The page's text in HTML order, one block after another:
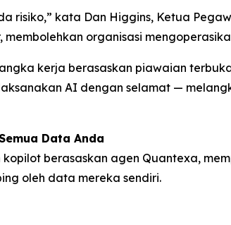
risiko,” kata Dan Higgins, Ketua
organisasi
kerja berasaskan piawaian
AI dengan selamat —
Data Anda
berasaskan agen Quantexa,
oleh data mereka sendiri.